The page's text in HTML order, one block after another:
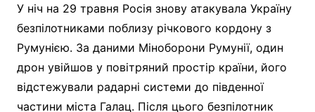
У ніч на 29 травня Росія знову атакувала Україну
безпілотниками поблизу річкового кордону з
Румунією. За даними Міноборони Румунії, один
дрон увійшов у повітряний простір країни, його
відстежували радарні системи до південної
частини міста Галац. Після цього безпілотник